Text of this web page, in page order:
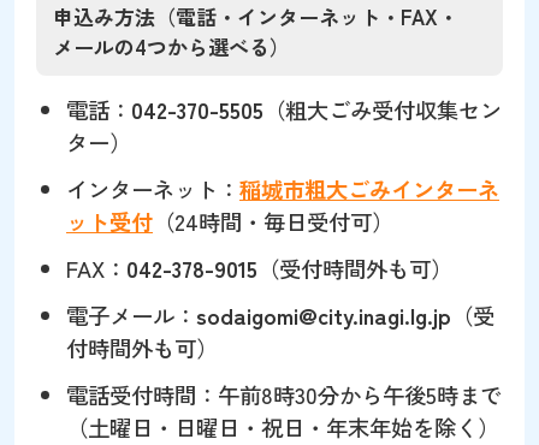
申込み方法（電話・インターネット・FAX・
メールの4つから選べる）
電話： 042-370-5505 （粗大ごみ受付収集セン
ター）
インターネット： 稲城市粗大ごみインターネ
ット受付 （24時間・毎日受付可）
FAX： 042-378-9015 （受付時間外も可）
電子メール： sodaigomi@city.inagi.lg.jp （受
付時間外も可）
電話受付時間：午前8時30分から午後5時まで
（土曜日・日曜日・祝日・年末年始を除く）